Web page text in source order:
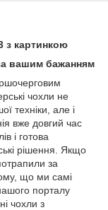
з картинкою
вашим бажанням
чохли не
техніки, але і
вже довгий час
і готова
рішення. Якщо
за
що ми самі
порталу
чохли з